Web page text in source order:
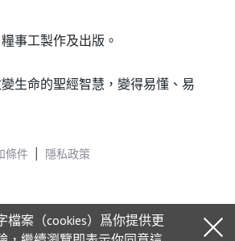
事工製作及出版。
生命的聖經智慧，變得易懂、易
條件 隱私政策
檔案（cookies）爲你提供更